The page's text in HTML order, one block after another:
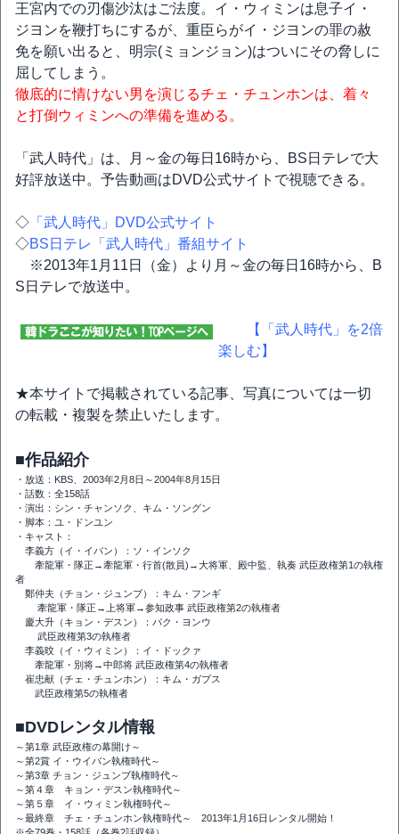
王宮内での刃傷沙汰はご法度。イ・ウィミンは息子イ・
ジヨンを鞭打ちにするが、重臣らがイ・ジヨンの罪の赦
免を願い出ると、明宗(ミョンジョン)はついにその脅しに
屈してしまう。
徹底的に情けない男を演じるチェ・チュンホンは、着々
と打倒ウィミンへの準備を進める。
「武人時代」は、月～金の毎日16時から、BS日テレで大
好評放送中。予告動画はDVD公式サイトで視聴できる。
◇ 「武人時代」DVD公式サイト
◇BS日テレ「武人時代」番組サイト
※2013年1月11日（金）より月～金の毎日16時から、B
S日テレで放送中。
【「武人時代」を2倍
楽しむ】
★本サイトで掲載されている記事、写真については一切
の転載・複製を禁止いたします。
■作品紹介
・放送：KBS、2003年2月8日～2004年8月15日
・話数：全158話
・演出：シン・チャンソク、キム・ソングン
・脚本：ユ・ドンユン
・キャスト：
李義方（イ・イバン）：ソ・インソク
牽龍軍・隊正→牽龍軍・行首(散員)→大将軍、殿中監、執奏 武臣政権第1の執権
者
鄭仲夫（チョン・ジュンブ）：キム・フンギ
牽龍軍・隊正→上将軍→参知政事 武臣政権第2の執権者
慶大升（キョン・デスン）：パク・ヨンウ
武臣政権第3の執権者
李義旼（イ・ウィミン）：イ・ドックァ
牽龍軍・別将→中郎将 武臣政権第4の執権者
崔忠献（チェ・チュンホン）：キム・ガプス
武臣政権第5の執権者
■DVDレンタル情報
～第1章 武臣政権の幕開け～
～第2賞 イ・ウイバン執権時代～
～第3章 チョン・ジュンブ執権時代～
～第４章 キョン・デスン執権時代～
～第５章 イ・ウィミン執権時代～
～最終章 チェ・チュンホン執権時代～ 2013年1月16日レンタル開始！